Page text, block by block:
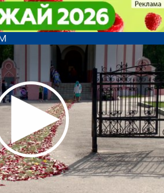
отметили день Петра и
службой и хождением по
отметили день Петра и
службой и хождением по
по
и
валют